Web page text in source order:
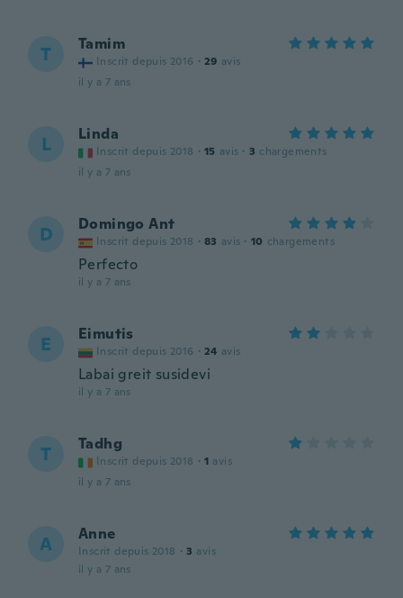
T Tamim
Inscrit depuis 2016 · 29 avis
il y a 7 ans
L Linda
Inscrit depuis 2018 · 15 avis · 3 chargements
il y a 7 ans
D Domingo Ant
Inscrit depuis 2018 · 83 avis · 10 chargements
Perfecto
il y a 7 ans
E Eimutis
Inscrit depuis 2016 · 24 avis
Labai greit susidevi
il y a 7 ans
T Tadhg
Inscrit depuis 2018 · 1 avis
il y a 7 ans
A Anne
Inscrit depuis 2018 · 3 avis
il y a 7 ans